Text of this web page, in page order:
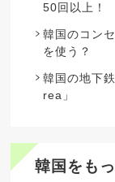
50回以上！
韓国のコン
を使う？
韓国の地下
rea」
韓国をも